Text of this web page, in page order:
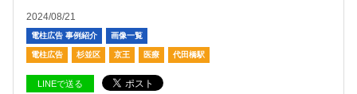
2024/08/21
電柱広告 事例紹介 画像一覧
電柱広告 杉並区 京王 医療 代田橋駅
LINEで送る